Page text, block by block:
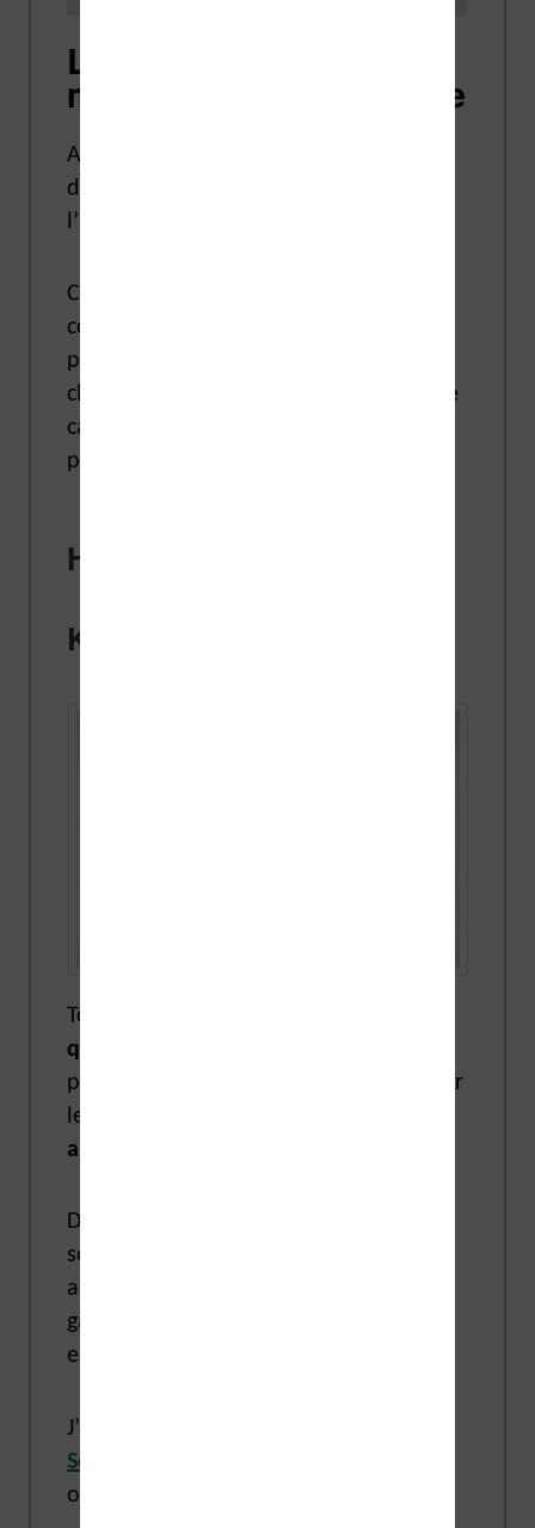
Les origines des
marques Kobo et Kindle
Avant de voir les liseuses proprement
dites, nous allons nous intéresser à
l’
Car, il est parfois intéressant de bien
comprendre l’histoire derrière chaque
produit pour arriver à faire le meilleur
choix et c’est évidemment fortement le
cas avec les liseuses comme vous
pourrez le constater.
Histoire des liseuses
Kindle
Tout d’abord,
qui a été créée par Amazon
première liseuse Kindle a été lancée sur
le marché américain
ans
Depuis, les versions des liseuses Kindle
se sont suivies et ont sans cesse été
améliorées. Il y a maintenant une
gamme de 4 liseuses dont le prix varie
entre 109€ et 289€.
J’ai volontairement exclu la
Scribe
outil de travail pour la prise de notes.